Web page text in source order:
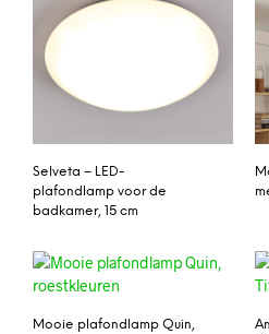
Selveta – LED-
plafondlamp voor de
badkamer, 15 cm
Mooie plafondlamp Quin,